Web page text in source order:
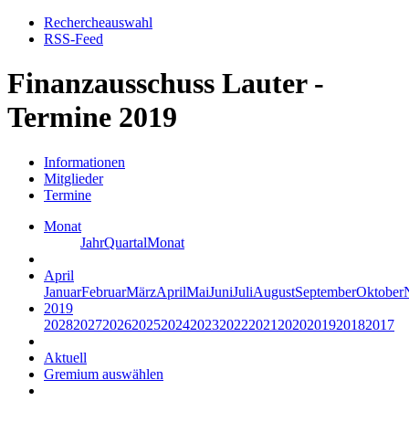
Rechercheauswahl
RSS-Feed
Finanzausschuss Lauter -
Termine 2019
Informationen
Mitglieder
Termine
Monat
JahrQuartalMonat
April
JanuarFebruarMärzAprilMaiJuniJuliAugustSeptemberOktober
2019
20282027202620252024202320222021 2020201920182017
Aktuell
Gremium auswählen